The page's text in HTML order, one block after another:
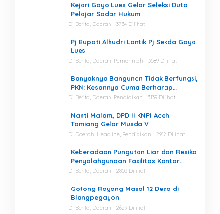
Kejari Gayo Lues Gelar Seleksi Duta
Pelajar Sadar Hukum
Di Berita, Daerah 3734 Dilihat
Pj Bupati Alhudri Lantik Pj Sekda Gayo
Lues
Di Berita, Daerah, Pemerintah 3589 Dilihat
Banyaknya Bangunan Tidak Berfungsi,
PKN: Kesannya Cuma Berharap
Kegiatan
Di Berita, Daerah, Pendidikan 3139 Dilihat
Nanti Malam, DPD II KNPI Aceh
Tamiang Gelar Musda V
Di Daerah, Headline, Pendidikan 2912 Dilihat
Keberadaan Pungutan Liar dan Resiko
Penyalahgunaan Fasilitas Kantor
Masih Tinggi di Gayo Lues.
Di Berita, Daerah 2803 Dilihat
Gotong Royong Masal 12 Desa di
Blangpegayon
Di Berita, Daerah 2629 Dilihat